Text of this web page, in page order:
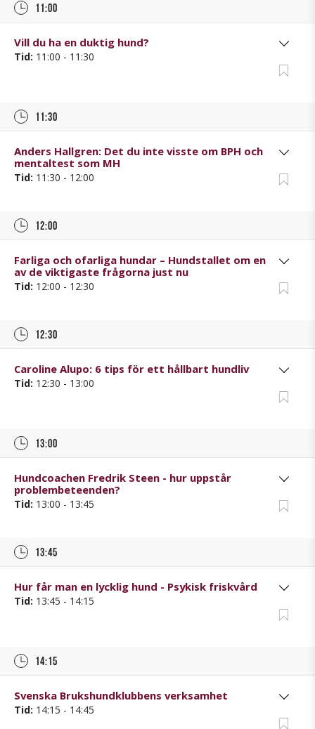
11:00
Vill du ha en duktig hund?
Tid: 11:00 - 11:30
11:30
Anders Hallgren: Det du inte visste om BPH och
mentaltest som MH
Tid: 11:30 - 12:00
12:00
Farliga och ofarliga hundar – Hundstallet om en
av de viktigaste frågorna just nu
Tid: 12:00 - 12:30
12:30
Caroline Alupo: 6 tips för ett hållbart hundliv
Tid: 12:30 - 13:00
13:00
Hundcoachen Fredrik Steen - hur uppstår
problembeteenden?
Tid: 13:00 - 13:45
13:45
Hur får man en lycklig hund - Psykisk friskvård
Tid: 13:45 - 14:15
14:15
Svenska Brukshundklubbens verksamhet
Tid: 14:15 - 14:45